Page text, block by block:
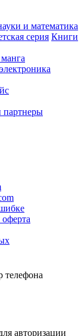
и математика
серия Книги
телефона
авторизации